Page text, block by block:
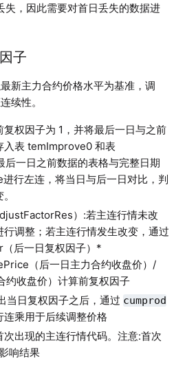
失，因此需要对首日丢失的数据进
子
新主力合约价格水平为基准，调
续性。
权因子为 1，并将最后一日与之前
入表 temImprove0 和表
一日之前数据的表格与完整日期
行左连，将当日与后一日对比，判
）:若主连行情未改
调整；若主连行情发生改变，通过
后一日复权因子）*
（后一日主力合约收盘价）/
约收盘价）计算前复权因子
当日复权因子之后，通过 cumprod
乘用于后续调整价格
出现的主连行情代码。注意:首次
响结果